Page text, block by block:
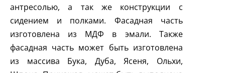
антресолью, а так же конструкции с
сидением и полками. Фасадная часть
изготовлена из МДФ в эмали. Также
фасадная часть может быть изготовлена
из массива Бука, Дуба, Ясеня, Ольхи,